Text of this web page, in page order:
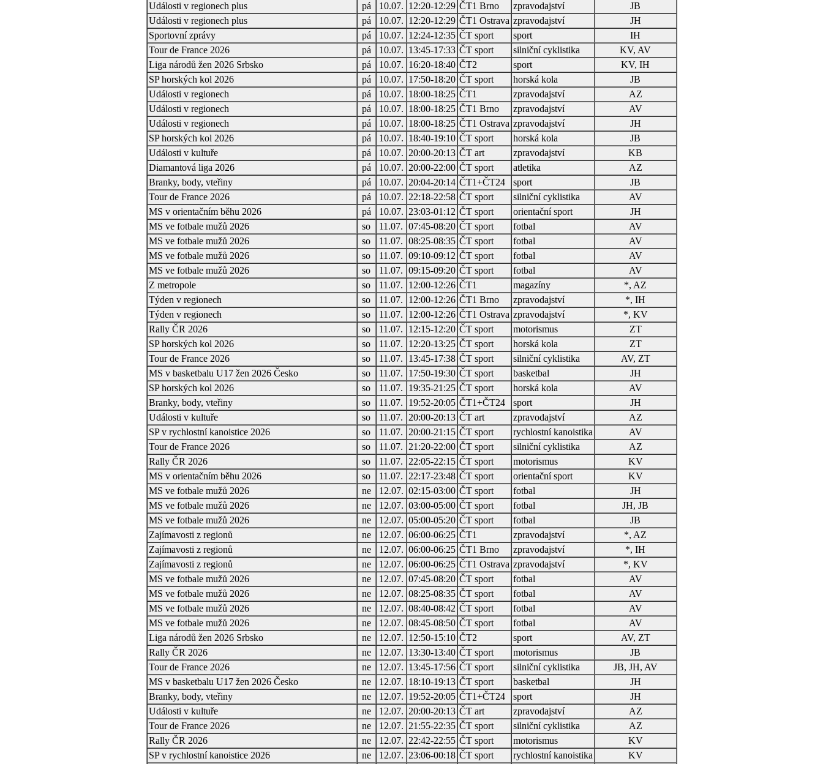
Události v regionech plus
pá 10.07. 12:20-12:29 ČT1 Brno zpravodajství
JB
Události v regionech plus
pá 10.07. 12:20-12:29 ČT1 Ostrava zpravodajství
JH
Sportovní zprávy
pá 10.07. 12:24-12:35 ČT sport sport
IH
Tour de France 2026
pá 10.07. 13:45-17:33 ČT sport silniční cyklistika
KV, AV
Liga národů žen 2026 Srbsko
pá 10.07. 16:20-18:40 ČT2 sport
KV, IH
SP horských kol 2026
pá 10.07. 17:50-18:20 ČT sport horská kola
JB
Události v regionech
pá 10.07. 18:00-18:25 ČT1 zpravodajství
AZ
Události v regionech
pá 10.07. 18:00-18:25 ČT1 Brno zpravodajství
AV
Události v regionech
pá 10.07. 18:00-18:25 ČT1 Ostrava zpravodajství
JH
SP horských kol 2026
pá 10.07. 18:40-19:10 ČT sport horská kola
JB
Události v kultuře
pá 10.07. 20:00-20:13 ČT art zpravodajství
KB
Diamantová liga 2026
pá 10.07. 20:00-22:00 ČT sport atletika
AZ
Branky, body, vteřiny
pá 10.07. 20:04-20:14 ČT1+ČT24 sport
JB
Tour de France 2026
pá 10.07. 22:18-22:58 ČT sport silniční cyklistika
AV
MS v orientačním běhu 2026
pá 10.07. 23:03-01:12 ČT sport orientační sport
JH
MS ve fotbale mužů 2026
so 11.07. 07:45-08:20 ČT sport fotbal
AV
MS ve fotbale mužů 2026
so 11.07. 08:25-08:35 ČT sport fotbal
AV
MS ve fotbale mužů 2026
so 11.07. 09:10-09:12 ČT sport fotbal
AV
MS ve fotbale mužů 2026
so 11.07. 09:15-09:20 ČT sport fotbal
AV
Z metropole
so 11.07. 12:00-12:26 ČT1 magazíny
*, AZ
Týden v regionech
so 11.07. 12:00-12:26 ČT1 Brno zpravodajství
*, IH
Týden v regionech
so 11.07. 12:00-12:26 ČT1 Ostrava zpravodajství
*, KV
Rally ČR 2026
so 11.07. 12:15-12:20 ČT sport motorismus
ZT
SP horských kol 2026
so 11.07. 12:20-13:25 ČT sport horská kola
ZT
Tour de France 2026
so 11.07. 13:45-17:38 ČT sport silniční cyklistika
AV, ZT
MS v basketbalu U17 žen 2026 Česko
so 11.07. 17:50-19:30 ČT sport basketbal
JH
SP horských kol 2026
so 11.07. 19:35-21:25 ČT sport horská kola
AV
Branky, body, vteřiny
so 11.07. 19:52-20:05 ČT1+ČT24 sport
JH
Události v kultuře
so 11.07. 20:00-20:13 ČT art zpravodajství
AZ
SP v rychlostní kanoistice 2026
so 11.07. 20:00-21:15 ČT sport rychlostní kanoistika
AV
Tour de France 2026
so 11.07. 21:20-22:00 ČT sport silniční cyklistika
AZ
Rally ČR 2026
so 11.07. 22:05-22:15 ČT sport motorismus
KV
MS v orientačním běhu 2026
so 11.07. 22:17-23:48 ČT sport orientační sport
KV
MS ve fotbale mužů 2026
ne 12.07. 02:15-03:00 ČT sport fotbal
JH
MS ve fotbale mužů 2026
ne 12.07. 03:00-05:00 ČT sport fotbal
JH, JB
MS ve fotbale mužů 2026
ne 12.07. 05:00-05:20 ČT sport fotbal
JB
Zajímavosti z regionů
ne 12.07. 06:00-06:25 ČT1 zpravodajství
*, AZ
Zajímavosti z regionů
ne 12.07. 06:00-06:25 ČT1 Brno zpravodajství
*, IH
Zajímavosti z regionů
ne 12.07. 06:00-06:25 ČT1 Ostrava zpravodajství
*, KV
MS ve fotbale mužů 2026
ne 12.07. 07:45-08:20 ČT sport fotbal
AV
MS ve fotbale mužů 2026
ne 12.07. 08:25-08:35 ČT sport fotbal
AV
MS ve fotbale mužů 2026
ne 12.07. 08:40-08:42 ČT sport fotbal
AV
MS ve fotbale mužů 2026
ne 12.07. 08:45-08:50 ČT sport fotbal
AV
Liga národů žen 2026 Srbsko
ne 12.07. 12:50-15:10 ČT2 sport
AV, ZT
Rally ČR 2026
ne 12.07. 13:30-13:40 ČT sport motorismus
JB
Tour de France 2026
ne 12.07. 13:45-17:56 ČT sport silniční cyklistika
JB, JH, AV
MS v basketbalu U17 žen 2026 Česko
ne 12.07. 18:10-19:13 ČT sport basketbal
JH
Branky, body, vteřiny
ne 12.07. 19:52-20:05 ČT1+ČT24 sport
JH
Události v kultuře
ne 12.07. 20:00-20:13 ČT art zpravodajství
AZ
Tour de France 2026
ne 12.07. 21:55-22:35 ČT sport silniční cyklistika
AZ
Rally ČR 2026
ne 12.07. 22:42-22:55 ČT sport motorismus
KV
SP v rychlostní kanoistice 2026
ne 12.07. 23:06-00:18 ČT sport rychlostní kanoistika KV